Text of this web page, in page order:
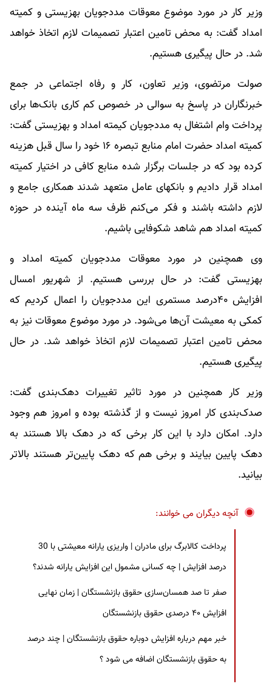
وزیر کار در مورد موضوع معوقات مددجویان بهزیستی و کمیته
امداد گفت: به محض تامین اعتبار تصمیمات لازم اتخاذ خواهد
شد. در حال پیگیری هستیم.
صولت مرتضوی، وزیر تعاون، کار و رفاه اجتماعی در جمع
خبرنگاران در پاسخ به سوالی در خصوص کم کاری بانک‌ها برای
پرداخت وام اشتغال به مددجویان کیمته امداد و بهزیستی گفت:
کمیته امداد حضرت امام منابع تبصره ۱۶ خود را سال قبل هزینه
کرده بود که در جلسات برگزار شده منابع کافی در اختیار کمیته
امداد قرار دادیم و بانکهای عامل متعهد شدند همکاری جامع و
لازم داشته باشند و فکر می‌کنم ظرف سه ماه آینده در حوزه
کمیته امداد هم شاهد شکوفایی باشیم.
وی همچنین در مورد معوقات مددجویان کمیته امداد و
بهزیستی گفت: در حال بررسی هستیم. از شهریور امسال
افزایش ۴۰درصد مستمری این مددجویان را اعمال کردیم که
کمکی به معیشت آن‌ها می‌شود. در مورد موضوع معوقات نیز به
محض تامین اعتبار تصمیمات لازم اتخاذ خواهد شد. در حال
پیگیری هستیم.
وزیر کار همچنین در مورد تاثیر تغییرات دهک‌بندی گفت:
صدک‌بندی کار امروز نیست و از گذشته بوده و امروز هم وجود
دارد. امکان دارد با این کار برخی که در دهک بالا هستند به
دهک پایین بیایند و برخی هم که دهک پایین‌تر هستند بالاتر
بیانید.
آنچه دیگران می خوانند:
پرداخت کالابرگ برای مادران | واریزی یارانه معیشتی با 30
درصد افزایش | چه کسانی مشمول این افزایش یارانه شدند؟
صفر تا صد همسان‌سازی حقوق بازنشستگان | زمان نهایی
افزایش ۴۰ درصدی حقوق بازنشستگان
خبر مهم درباره افزایش دوباره حقوق بازنشستگان | چند درصد
به حقوق بازنشستگان اضافه می شود ؟